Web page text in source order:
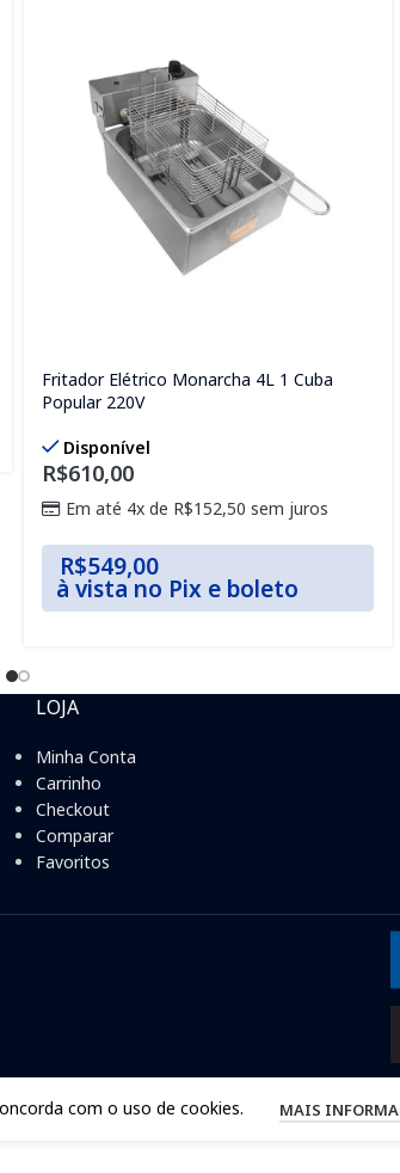
Fritador Elétrico Monarcha 4L 1 Cuba
Popular 220V
Disponível
R$610,00
Em até 4x de R$152,50 sem juros
R$549,00
à vista no Pix e boleto
LOJA
Minha Conta
Carrinho
Checkout
Comparar
Favoritos
com o uso de cookies. MAIS